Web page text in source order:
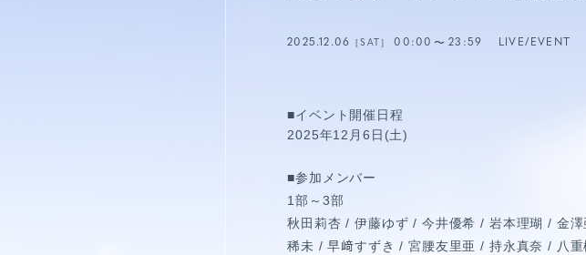
RADIO
2025.12.06 ［SAT］00:00 23:59 LIVE/EVENT
■イベント開催日程
2025年12月6日(土)
■参加メンバー
1部～3部
秋田莉杏 / 伊藤ゆず / 今井優希 / 岩本理瑚 / 金
稀未 / 早﨑すずき / 宮腰友里亜 / 持永真奈 / 八